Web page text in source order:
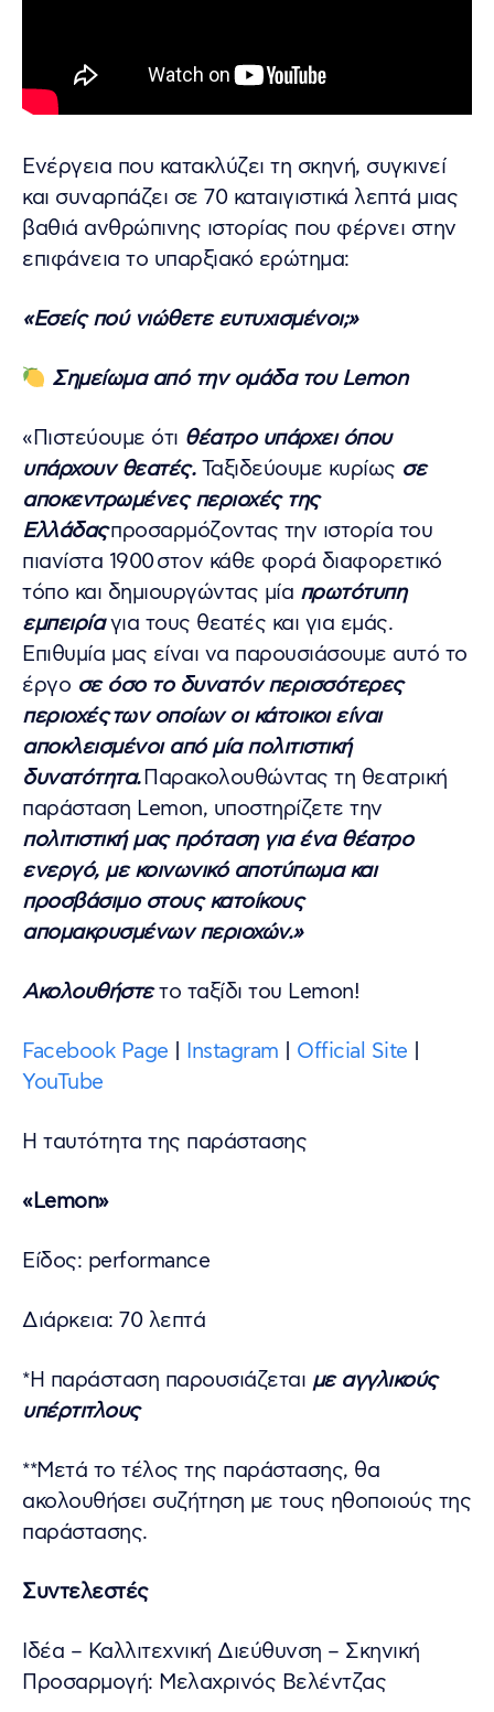
Ενέργεια που κατακλύζει τη σκηνή, συγκινεί
και συναρπάζει σε 70 καταιγιστικά λεπτά μιας
βαθιά ανθρώπινης ιστορίας που φέρνει στην
επιφάνεια το υπαρξιακό ερώτημα:
«Εσείς πού νιώθετε ευτυχισμένοι;»
Σημείωμα από την ομάδα του Lemon
«Πιστεύουμε ότι θέατρο υπάρχει όπου
υπάρχουν θεατές.Ταξιδεύουμε κυρίως σε
αποκεντρωμένες περιοχές της
Ελλάδαςπροσαρμόζοντας την ιστορία του
πιανίστα 1900 στον κάθε φορά διαφορετικό
τόπο και δημιουργώντας μία πρωτότυπη
εμπειρίαγια τους θεατές και για εμάς.
Επιθυμία μας είναι να παρουσιάσουμε αυτό το
έργο σε όσο το δυνατόν περισσότερες
περιοχές των οποίων οι κάτοικοι είναι
αποκλεισμένοι από μία πολιτιστική
δυνατότητα.Παρακολουθώντας τη θεατρική
παράσταση Lemon, υποστηρίζετε την
πολιτιστική μας πρόταση για ένα θέατρο
ενεργό, με κοινωνικό αποτύπωμα και
προσβάσιμο στους κατοίκους
απομακρυσμένων περιοχών.»
Ακολουθήστετο ταξίδι του Lemon!
Facebook Page Instagram Official Site
YouTube
Η ταυτότητα της παράστασης
«Lemon»
Είδος: performance
Διάρκεια: 70 λεπτά
*Η παράσταση παρουσιάζεται με αγγλικούς
υπέρτιτλους
**Μετά το τέλος της παράστασης, θα
ακολουθήσει συζήτηση με τους ηθοποιούς της
παράστασης.
Συντελεστές
Ιδέα – Καλλιτεχνική Διεύθυνση – Σκηνική
Προσαρμογή: Μελαχρινός Βελέντζας